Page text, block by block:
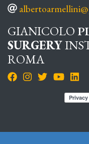
GIANICOLO
SURGERY
ROMA